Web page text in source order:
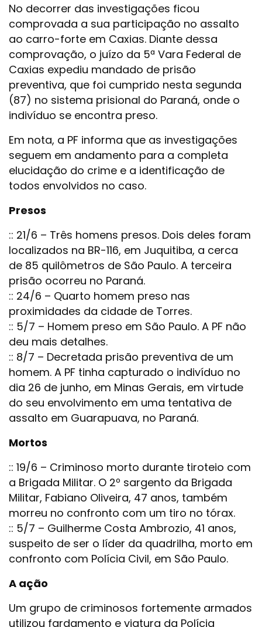
No decorrer das investigações ficou
comprovada a sua participação no assalto
ao carro-forte em Caxias. Diante dessa
comprovação, o juízo da 5ª Vara Federal de
Caxias expediu mandado de prisão
preventiva, que foi cumprido nesta segunda
(87) no sistema prisional do Paraná, onde o
indivíduo se encontra preso.
Em nota, a PF informa que as investigações
seguem em andamento para a completa
elucidação do crime e a identificação de
todos envolvidos no caso.
Presos
:: 21/6 – Três homens presos. Dois deles foram
localizados na BR-116, em Juquitiba, a cerca
de 85 quilômetros de São Paulo. A terceira
prisão ocorreu no Paraná.
:: 24/6 – Quarto homem preso nas
proximidades da cidade de Torres.
:: 5/7 – Homem preso em São Paulo. A PF não
deu mais detalhes.
:: 8/7 – Decretada prisão preventiva de um
homem. A PF tinha capturado o indivíduo no
dia 26 de junho, em Minas Gerais, em virtude
do seu envolvimento em uma tentativa de
assalto em Guarapuava, no Paraná.
Mortos
:: 19/6 – Criminoso morto durante tiroteio com
a Brigada Militar. O 2º sargento da Brigada
Militar, Fabiano Oliveira, 47 anos, também
morreu no confronto com um tiro no tórax.
:: 5/7 – Guilherme Costa Ambrozio, 41 anos,
suspeito de ser o líder da quadrilha, morto em
confronto com Polícia Civil, em São Paulo.
A ação
Um grupo de criminosos fortemente armados
utilizou fardamento e viatura da Polícia